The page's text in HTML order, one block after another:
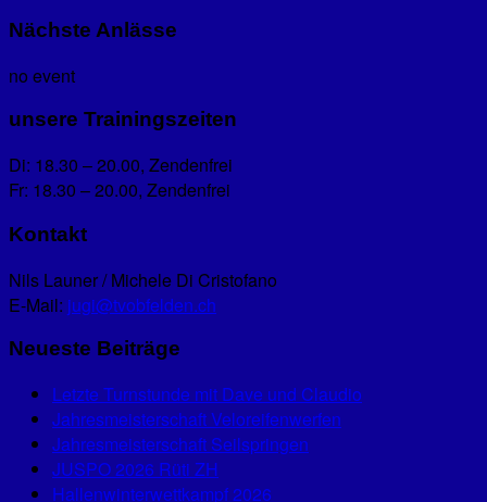
Nächste Anlässe
no event
unsere Trainingszeiten
Di: 18.30 – 20.00, Zendenfrei
Fr: 18.30 – 20.00, Zendenfrei
Kontakt
Nils Launer / Michele Di Cristofano
E-Mail: jugi@tvobfelden.ch
Neueste Beiträge
Letzte Turnstunde mit Dave und Claudio
Jahresmeisterschaft Veloreifenwerfen
Jahresmeisterschaft Seilspringen
JUSPO 2026 Rüti ZH
Hallenwinterwettkampf 2026